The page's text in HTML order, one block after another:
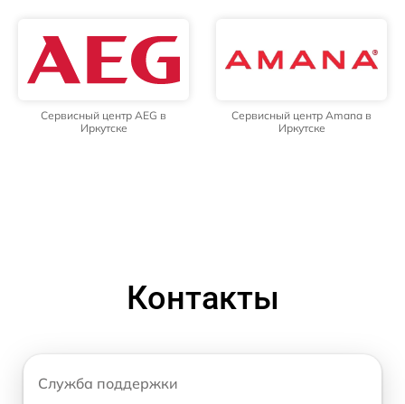
Сервисный центр AEG в
Иркутске
Сервисный центр Amana в
Иркутске
Контакты
Служба поддержки